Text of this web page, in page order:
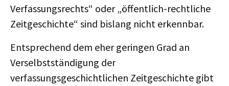
Verfassungsrechts“ oder „öffentlich-rechtliche
Zeitgeschichte“ sind bislang nicht erkennbar.
Entsprechend dem eher geringen Grad an
Verselbstständigung der
verfassungsgeschichtlichen Zeitgeschichte gibt